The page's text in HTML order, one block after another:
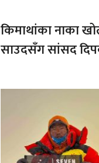
किमाथांका नाका
साउदसँग सांसद